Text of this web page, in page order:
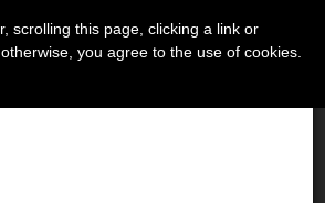
espiritual de los colonos
scrolling this page, clicking a link or
you agree to the use of cookies.